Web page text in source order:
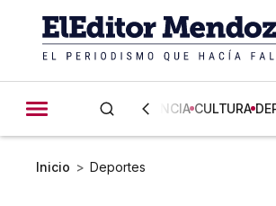
CIENCIA CULTURA
Inicio > Deportes